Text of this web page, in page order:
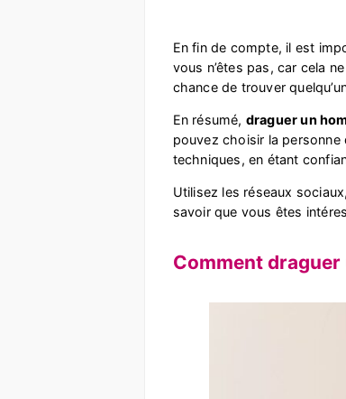
En fin de compte, il est
vous n’êtes pas, car cela
chance de trouver
En résumé, draguer un
pouvez choisir la
techniques, en étant
Utilisez les réseaux
savoir que vous êtes
Comment draguer